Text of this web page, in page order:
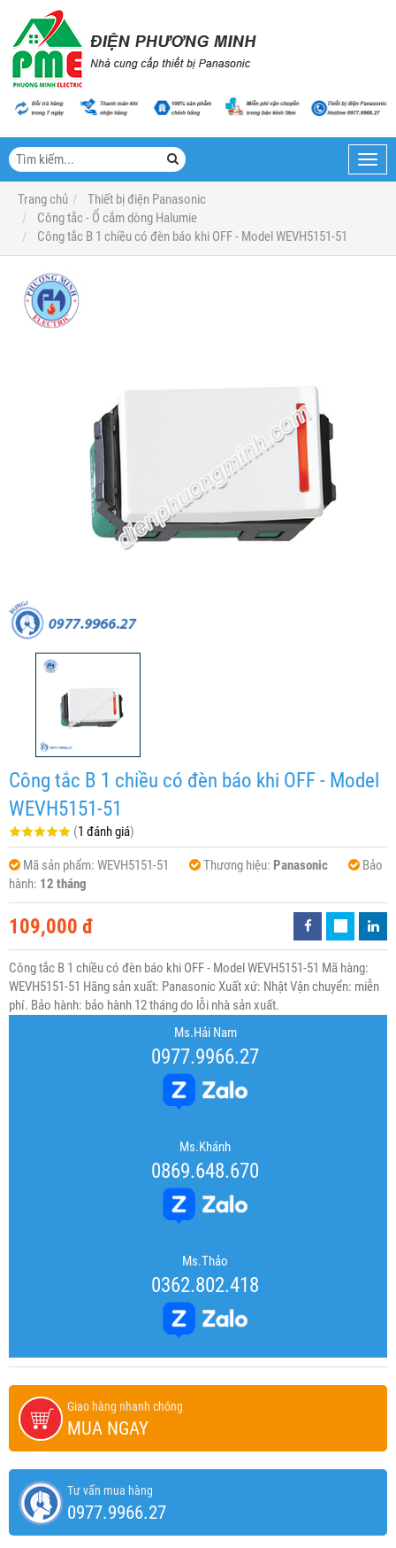
Trang chủ
Thiết bị điện Panasonic
Công tắc - Ổ cắm dòng Halumie
Công tắc B 1 chiều có đèn báo khi OFF - Model WEVH5151-51
Công tắc B 1 chiều có đèn báo khi OFF - Model
WEVH5151-51
(1 đánh giá)
Mã sản phẩm: WEVH5151-51 Thương hiệu: Panasonic
Bảo
hành: 12 tháng
109,000 đ
Công tắc B 1 chiều có đèn báo khi OFF - Model WEVH5151-51 Mã hàng:
WEVH5151-51 Hãng sản xuất: Panasonic Xuất xứ: Nhật Vận chuyển: miễn
phí. Bảo hành: bảo hành 12 tháng do lỗi nhà sản xuất.
Ms.Hải Nam
0977.9966.27
Ms.Khánh
0869.648.670
Ms.Thảo
0362.802.418
Giao hàng nhanh chóng
MUA NGAY
Tư vấn mua hàng
0977.9966.27